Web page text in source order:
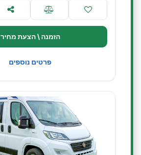
הזמנה \ הצעת מחיר
פרטים נוספים